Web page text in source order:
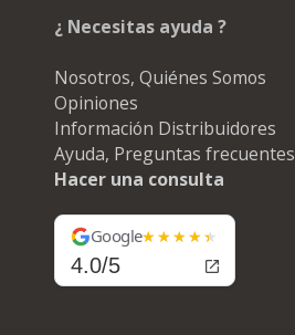
¿ Necesitas ayuda ?
Nosotros, Quiénes Somos
Opiniones
Información Distribuidores
Ayuda, Preguntas frecuentes
Hacer una consulta
Google
4.0/5